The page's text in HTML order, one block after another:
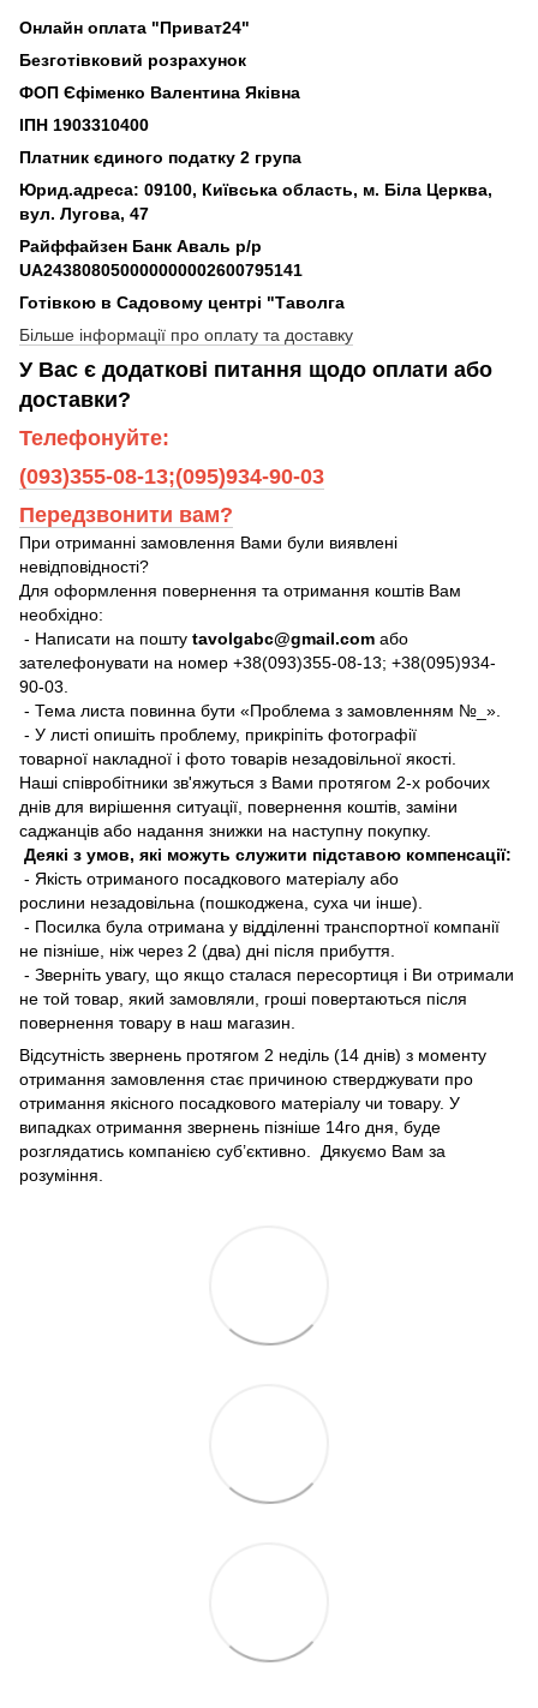
Онлайн оплата "Приват24"
Безготівковий розрахунок
ФОП Єфіменко Валентина Яківна
ІПН 1903310400
Платник єдиного податку 2 група
Юрид.адреса: 09100, Київська область, м. Біла Церква,
вул. Лугова, 47
Райффайзен Банк Аваль р/р
UA243808050000000002600795141
Готівкою в Садовому центрі "Таволга
Більше інформації про оплату та доставку
У Вас є додаткові питання щодо оплати або
доставки?
Телефонуйте:
(093)355-08-13;(095)934-90-03
Передзвонити вам?
При отриманні замовлення Вами були виявлені
невідповідності?
Для оформлення повернення та отримання коштів Вам
необхідно:
- Написати на пошту tavolgabc@gmail.com або
зателефонувати на номер +38(093)355-08-13; +38(095)934-
90-03.
- Тема листа повинна бути «Проблема з замовленням №_».
- У листі опишіть проблему, прикріпіть фотографії
товарної накладної і фото товарів незадовільної якості.
Наші співробітники зв'яжуться з Вами протягом 2-х робочих
днів для вирішення ситуації, повернення коштів, заміни
саджанців або надання знижки на наступну покупку.
Деякі з умов, які можуть служити підставою компенсації:
- Якість отриманого посадкового матеріалу або
рослини незадовільна (пошкоджена, суха чи інше).
- Посилка була отримана у відділенні транспортної компанії
не пізніше, ніж через 2 (два) дні після прибуття.
- Зверніть увагу, що якщо сталася пересортиця і Ви отримали
не той товар, який замовляли, гроші повертаються після
повернення товару в наш магазин.
Відсутність звернень протягом 2 неділь (14 днів) з моменту
отримання замовлення стає причиною стверджувати про
отримання якісного посадкового матеріалу чи товару. У
випадках отримання звернень пізніше 14го дня, буде
розглядатись компанією суб’єктивно. Дякуємо Вам за
розуміння.